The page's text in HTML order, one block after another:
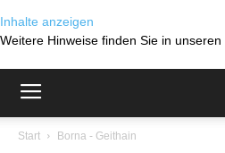
Inhalte anzeigen
Weitere Hinweise finden Sie in unseren
Start Borna - Geithain